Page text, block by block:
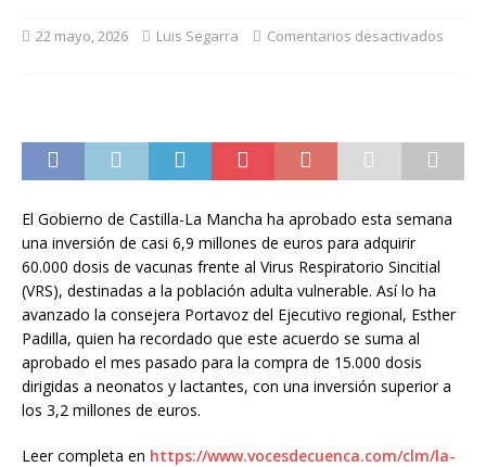
22 mayo, 2026 Luis Segarra Comentarios desactivados
El Gobierno de Castilla-La Mancha ha aprobado esta semana
una inversión de casi 6,9 millones de euros para adquirir
60.000 dosis de vacunas frente al Virus Respiratorio Sincitial
(VRS), destinadas a la población adulta vulnerable. Así lo ha
avanzado la consejera Portavoz del Ejecutivo regional, Esther
Padilla, quien ha recordado que este acuerdo se suma al
aprobado el mes pasado para la compra de 15.000 dosis
dirigidas a neonatos y lactantes, con una inversión superior a
los 3,2 millones de euros.
Leer completa en https://www.vocesdecuenca.com/clm/la-